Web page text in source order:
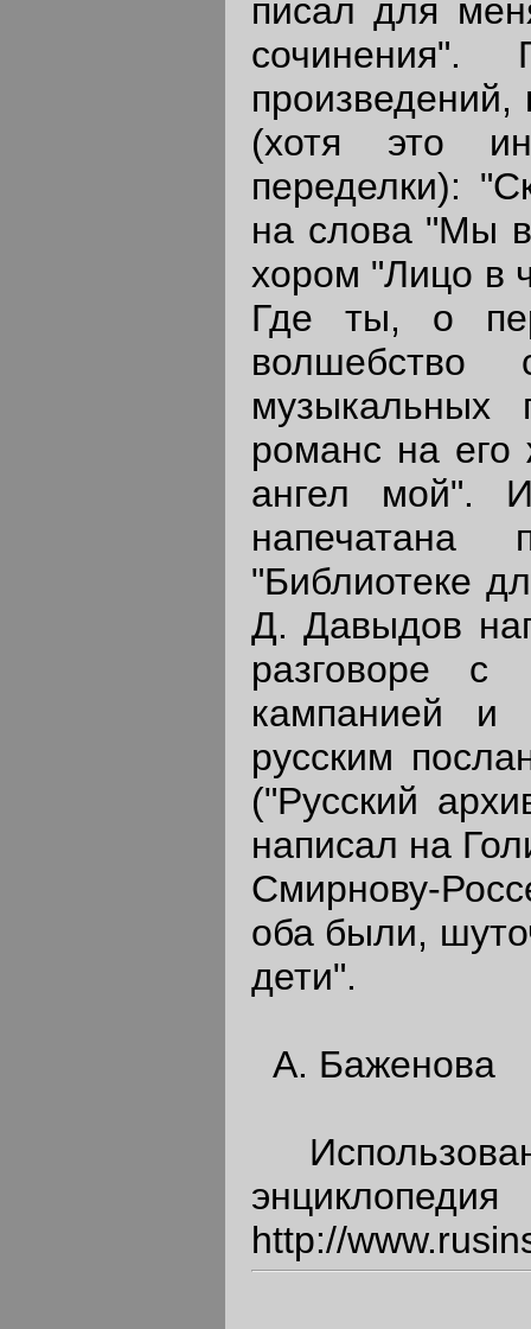
писал для
сочинения".
(хотя это
переделки):
на слова "Мы в
хором "Лицо в
Где ты, о
музыкальных
романс на его
ангел мой".
"Библиотеке
Д. Давыдов
разговоре с
кампанией и
русским
("Русский
написал на
Смирнову-
оба были,
дети".
А. Баженова
http://